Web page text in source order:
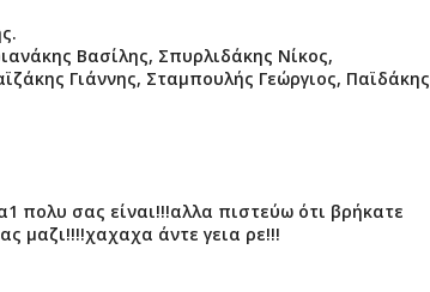
Βασίλης, Σπυρλιδάκης Νίκος,
Γιάννης, Σταμπουλής Γεώργιος, Παϊδάκης
πολυ σας είναι!!!αλλα πιστεύω ότι βρήκατε
μαζι!!!!χαχαχα άντε γεια ρε!!!